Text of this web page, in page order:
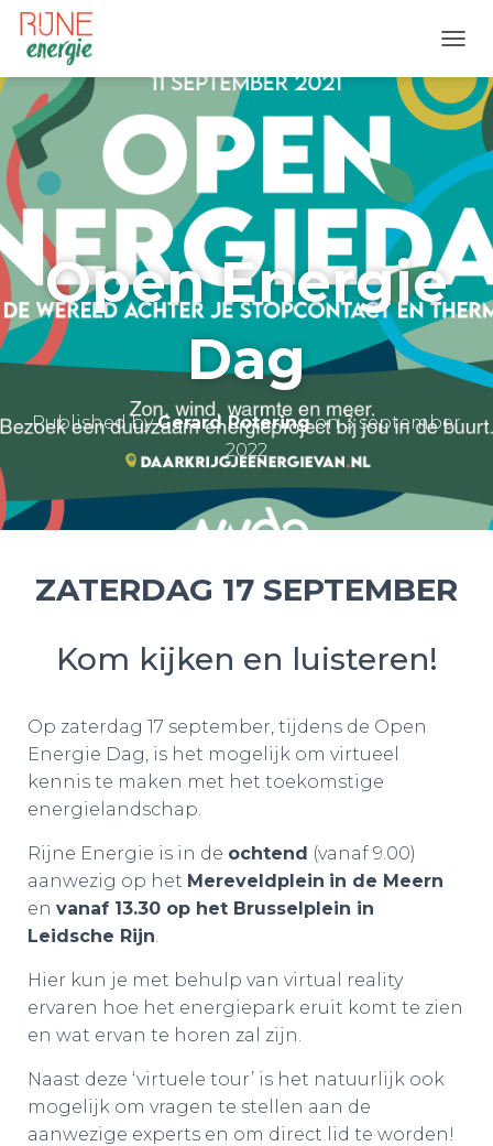
O
G
G
N
V
G
A
T
Open Energie
Dag
Published byGerard Roteringon3 september
2022
ZATERDAG 17 SEPTEMBER
Kom kijken en luisteren!
Op zaterdag 17 september, tijdens de Open
Energie Dag, is het mogelijk om virtueel
kennis te maken met het toekomstige
energielandschap.
Rijne Energie is in de ochtend (vanaf 9.00)
aanwezig op het Mereveldplein in de Meern
en vanaf 13.30 op het Brusselplein in
Leidsche Rijn
Hier kun je met behulp van virtual reality
ervaren hoe het energiepark eruit komt te zien
en wat ervan te horen zal zijn.
Naast deze ‘virtuele tour’ is het natuurlijk ook
mogelijk om vragen te stellen aan de
aanwezige experts en om direct lid te worden!